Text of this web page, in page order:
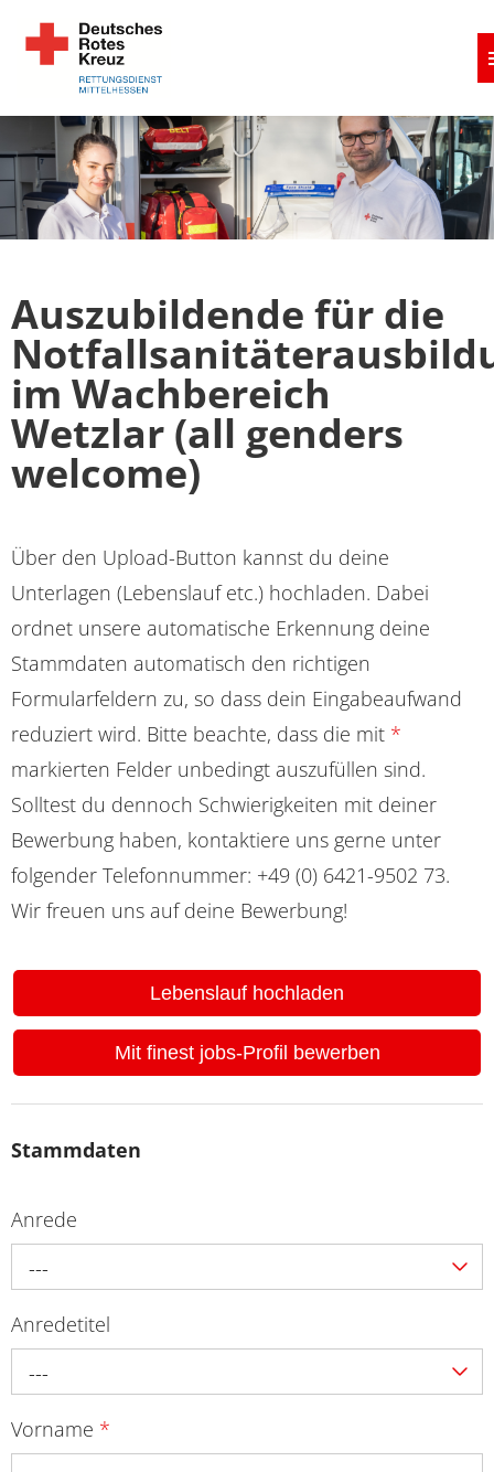
Stellenangebote
Über uns
Wir als Arbeitgeber
Auszubildende für die
im Wachbereich
Wetzlar (all genders
welcome)
Über den Upload-Button kannst du deine
Unterlagen (Lebenslauf etc.) hochladen. Dabei
ordnet unsere automatische Erkennung deine
Stammdaten automatisch den richtigen
Formularfeldern zu, so dass dein Eingabeaufwand
reduziert wird. Bitte beachte, dass die mit *
markierten Felder unbedingt auszufüllen sind.
Solltest du dennoch Schwierigkeiten mit deiner
Bewerbung haben, kontaktiere uns gerne unter
folgender Telefonnummer: +49 (0) 6421-9502 73.
Wir freuen uns auf deine Bewerbung!
Lebenslauf hochladen
Mit finest jobs-Profil bewerben
Stammdaten
Anrede
---
Anredetitel
---
Vorname *